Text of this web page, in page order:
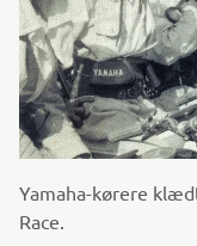
Yamaha-kørere
Race.